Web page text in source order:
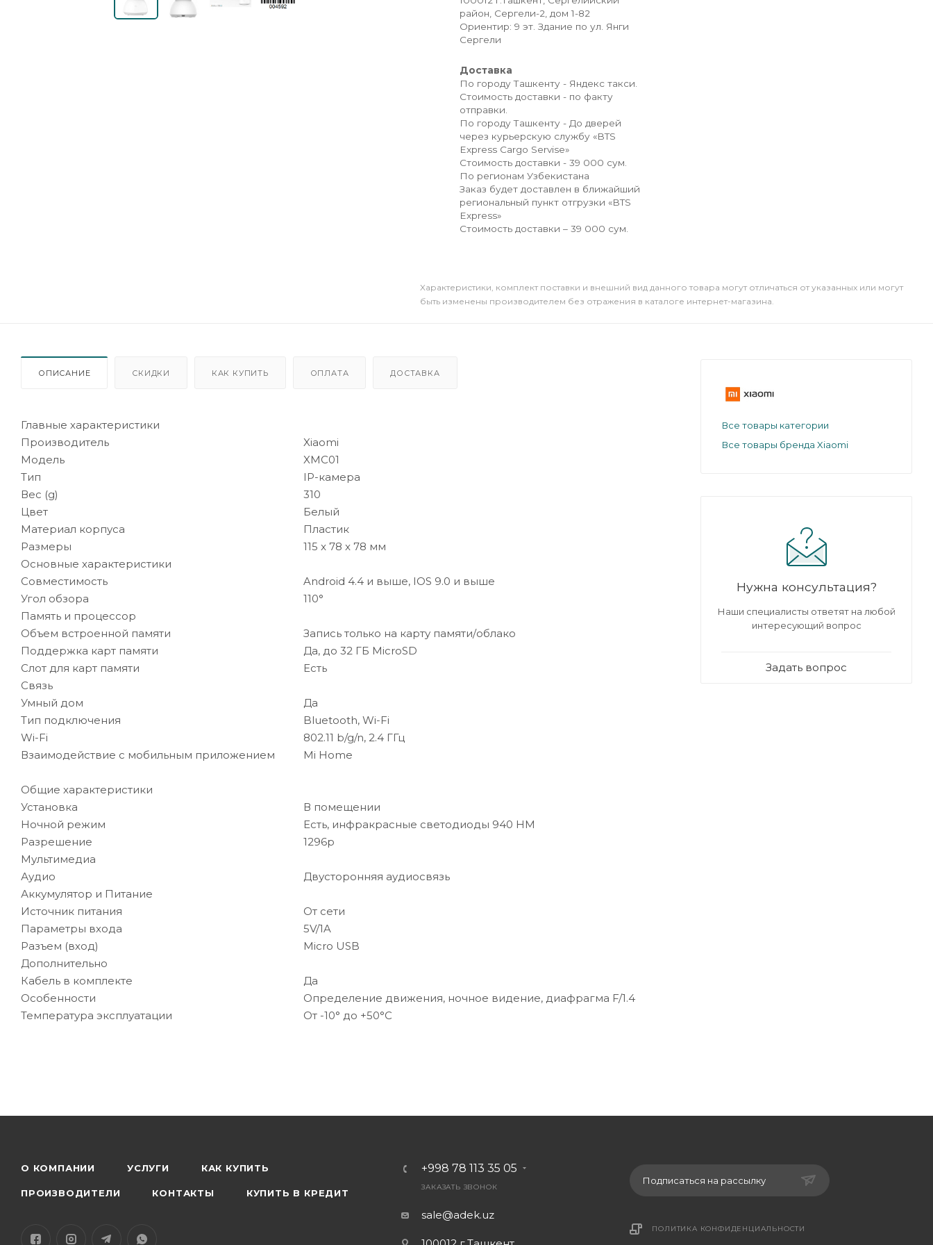
район, Сергели-2, дом 1-82
Ориентир: 9 эт. Здание по ул. Янги
Сергели
Доставка
По городу Ташкенту - Яндекс такси.
Стоимость доставки - по факту
отправки.
По городу Ташкенту - До дверей
через курьерскую службу «BTS
Express Cargo Servise»
Стоимость доставки - 39 000 сум.
По регионам Узбекистана
Заказ будет доставлен в ближайший
региональный пункт отгрузки «BTS
Express»
Стоимость доставки – 39 000 сум.
Xарактеристики, комплект поставки и внешний вид данного товара могут отличаться от указанных или могут
быть изменены производителем без отражения в каталоге интернет-магазина.
ОПИСАНИЕ СКИДКИ КАК КУПИТЬ ОПЛАТА ДОСТАВКА
Главные характеристики
Производитель
Xiaomi
Модель
XMC01
Тип
IP-камера
Вес (g)
310
Цвет
Белый
Материал корпуса
Пластик
Размеры
115 x 78 x 78 мм
Основные характеристики
Совместимость
Android 4.4 и выше, IOS 9.0 и выше
Угол обзора
110°
Память и процессор
Объем встроенной памяти
Запись только на карту памяти/облако
Поддержка карт памяти
Да, до 32 ГБ MicroSD
Слот для карт памяти
Есть
Связь
Умный дом
Да
Тип подключения
Bluetooth, Wi-Fi
Wi-Fi
802.11 b/g/n, 2.4 ГГц
Взаимодействие с мобильным приложением
Mi Home
Общие характеристики
Установка
В помещении
Ночной режим
Есть, инфракрасные светодиоды 940 НМ
Разрешение
1296p
Мультимедиа
Аудио
Двусторонняя аудиосвязь
Аккумулятор и Питание
Источник питания
От сети
Параметры входа
5V/1A
Разъем (вход)
Micro USB
Дополнительно
Кабель в комплекте
Да
Особенности
Определение движения, ночное видение, диафрагма F/1.4
Температура эксплуатации
От -10° до +50°С
Все товары категории
Все товары бренда Xiaomi
Нужна консультация?
Наши специалисты ответят на любой
интересующий вопрос
Задать вопрос
О КОМПАНИИ УСЛУГИ КАК КУПИТЬ
ПРОИЗВОДИТЕЛИ КОНТАКТЫ КУПИТЬ В КРЕДИТ
+998 78 113 35 05
ЗАКАЗАТЬ ЗВОНОК
sale@adek.uz
Подписаться на рассылку
ПОЛИТИКА КОНФИДЕНЦИАЛЬНОСТИ